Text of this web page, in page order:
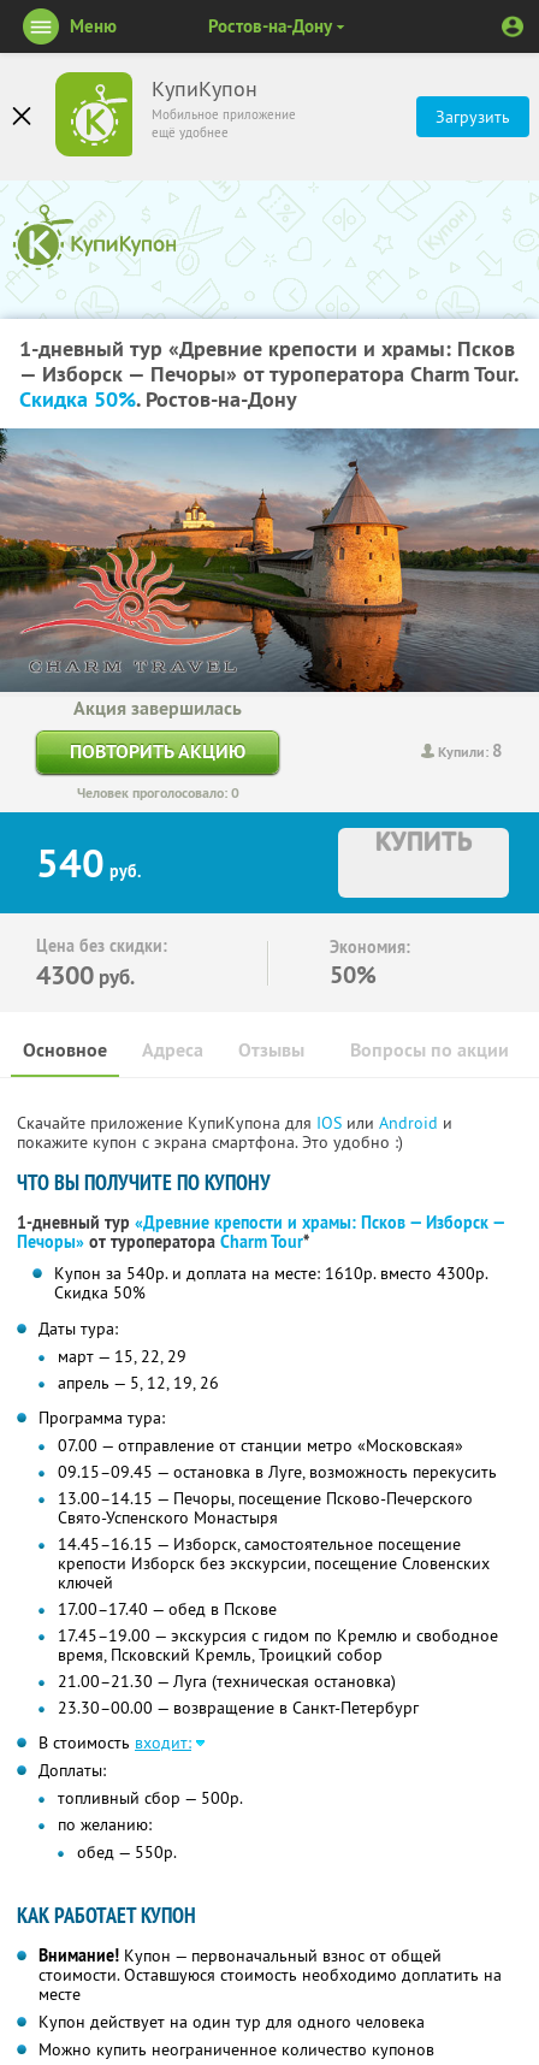
КупиКупон
Мобильное приложение
ещё удобнее
Загрузить
Меню Ростов-на-Дону
1-дневный тур «Древние крепости и храмы: Псков
— Изборск — Печоры» от туроператора Charm Tour.
Скидка 50%. Ростов-на-Дону
Купили: 8
Акция завершилась
ПОВТОРИТЬ АКЦИЮ
Человек проголосовало: 0
540 руб.
КУПИТЬ
Цена без скидки:
4300 руб.
Экономия:
50%
Основное Отзывы Вопросы по акции
Адреса
Скачайте приложение КупиКупона для IOS или Android и
покажите купон с экрана смартфона. Это удобно :)
ЧТО ВЫ ПОЛУЧИТЕ ПО КУПОНУ
1-дневный тур «Древние крепости и храмы: Псков — Изборск —
Печоры» от туроператора Charm Tour*
Купон за 540р. и доплата на месте: 1610р. вместо 4300р.
Скидка 50%
Даты тура:
март — 15, 22, 29
апрель — 5, 12, 19, 26
Программа тура:
07.00 — отправление от станции метро «Московская»
09.15–09.45 — остановка в Луге, возможность перекусить
13.00–14.15 — Печоры, посещение Псково-Печерского
Свято-Успенского Монастыря
14.45–16.15 — Изборск, самостоятельное посещение
крепости Изборск без экскурсии, посещение Словенских
ключей
17.00–17.40 — обед в Пскове
17.45–19.00 — экскурсия с гидом по Кремлю и свободное
время, Псковский Кремль, Троицкий собор
21.00–21.30 — Луга (техническая остановка)
23.30–00.00 — возвращение в Санкт-Петербург
В стоимость входит:
Доплаты:
топливный сбор — 500р.
по желанию:
обед — 550р.
КАК РАБОТАЕТ КУПОН
Внимание! Купон — первоначальный взнос от общей
стоимости. Оставшуюся стоимость необходимо доплатить на
месте
Купон действует на один тур для одного человека
Можно купить неограниченное количество купонов